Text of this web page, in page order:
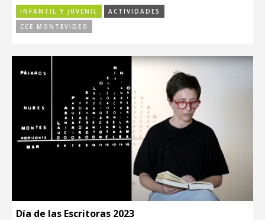
INFANTIL Y JUVENIL
ACTIVIDADES
CCE MONTEVIDEO
Día de las Escritoras 2023